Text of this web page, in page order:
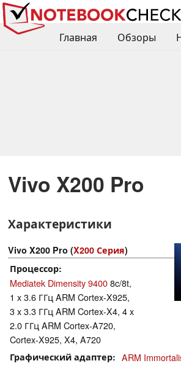
Главная Обзоры
Vivo X200 Pro
Характеристики
Vivo X200 Pro (X200 Серия)
Процессор
Mediatek Dimensity 94008c/8t,
1 x 3.6 ГГц ARM Cortex-X925,
3 x 3.3 ГГц ARM Cortex-X4, 4 x
2.0 ГГц ARM Cortex-A720,
Cortex-X925, X4, A720
Графический адаптер ARM